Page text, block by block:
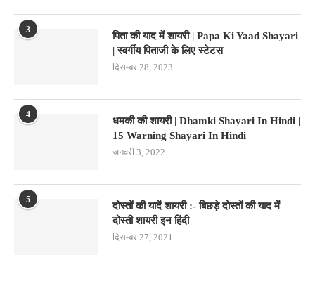
3
पिता की याद में शायरी | Papa Ki Yaad Shayari
| स्वर्गीय पिताजी के लिए स्टेटस
दिसम्बर 28, 2023
4
धमकी की शायरी | Dhamki Shayari In Hindi |
15 Warning Shayari In Hindi
जनवरी 3, 2022
5
दोस्तों की यादें शायरी :- बिछड़े दोस्तों की याद में
दोस्ती शायरी इन हिंदी
दिसम्बर 27, 2021